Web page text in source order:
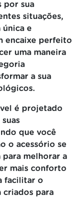
por sua
situações,
e
encaixe perfeito
uma maneira
a sua
é projetado
que você
o acessório se
para melhorar a
mais conforto
facilitar o
criados para